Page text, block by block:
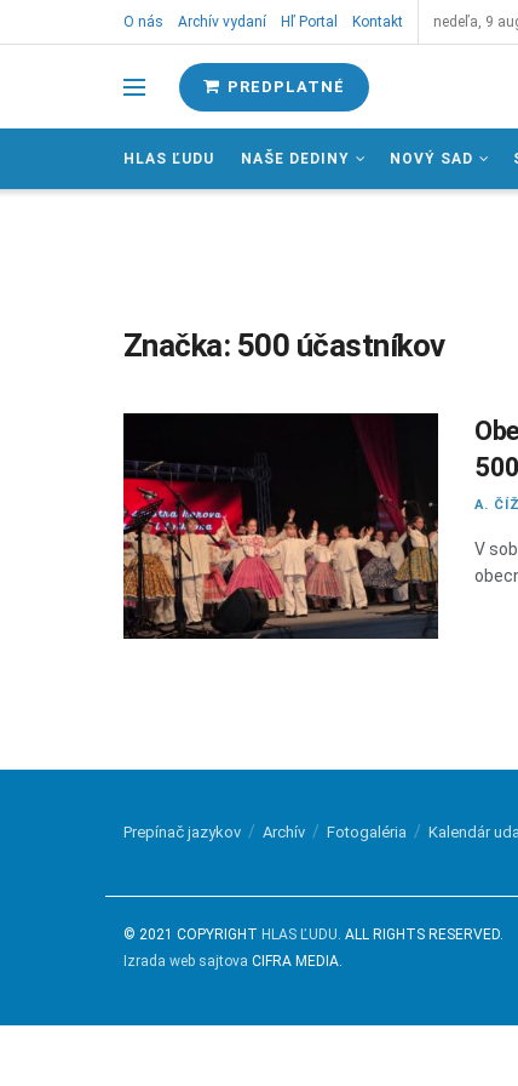
O nás Archív vydaní Hľ Portal Kontakt nedeľa, 9
PREDPLATNÉ
HLAS ĽUDU NAŠE DEDINY NOVÝ SAD
Značka: 500 účastníkov
A.
V
Prepínač jazykov Archív Fotogaléria Kalendár
© 2021 COPYRIGHT HLAS ĽUDU. ALL RIGHTS RESERVED.
Izrada web sajtova CIFRA MEDIA.